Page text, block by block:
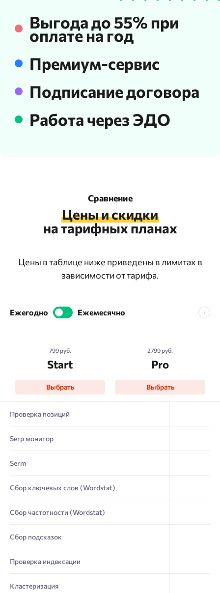
Выгода до 55% при
оплате на год
Премиум-сервис
Подписание договора
Работа через ЭДО
Сравнение
Цены и скидки
на тарифных планах
Цены в таблице ниже приведены в лимитах в
зависимости от тарифа.
Ежегодно Ежемесячно
Сэкономьте до 55%
799руб.
Start
Выбрать
2799руб.
Pro
Выбрать
Проверка позиций
Serp монитор
Serm
Сбор ключевых слов (Wordstat)
Сбор частотности (Wordstat)
Сбор подсказок
Проверка индексации
Кластеризация